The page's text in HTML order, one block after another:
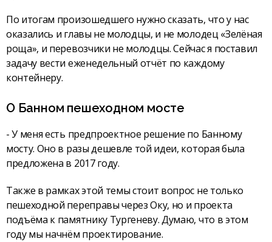
По итогам произошедшего нужно сказать, что у нас
оказались и главы не молодцы, и не молодец «Зелёная
роща», и перевозчики не молодцы. Сейчас я поставил
задачу вести еженедельный отчёт по каждому
контейнеру.
О Банном пешеходном мосте
- У меня есть предпроектное решение по Банному
мосту. Оно в разы дешевле той идеи, которая была
предложена в 2017 году.
Также в рамках этой темы стоит вопрос не только
пешеходной переправы через Оку, но и проекта
подъёма к памятнику Тургеневу. Думаю, что в этом
году мы начнём проектирование.